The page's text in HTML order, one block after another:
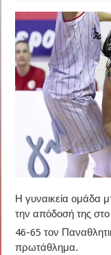
Η γυναικεία ομάδα
την απόδοσή της
46-65 τον
πρωτάθλημα.